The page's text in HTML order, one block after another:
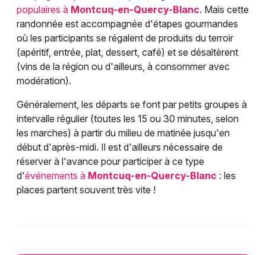
populaires à Montcuq-en-Quercy-Blanc. Mais cette
randonnée est accompagnée d'étapes gourmandes
où les participants se régalent de produits du terroir
(apéritif, entrée, plat, dessert, café) et se désaltèrent
(vins de la région ou d'ailleurs, à consommer avec
modération).
Généralement, les départs se font par petits groupes à
intervalle régulier (toutes les 15 ou 30 minutes, selon
les marches) à partir du milieu de matinée jusqu'en
début d'après-midi. Il est d'ailleurs nécessaire de
réserver à l'avance pour participer à ce type
d'événements à Montcuq-en-Quercy-Blanc : les
places partent souvent très vite !